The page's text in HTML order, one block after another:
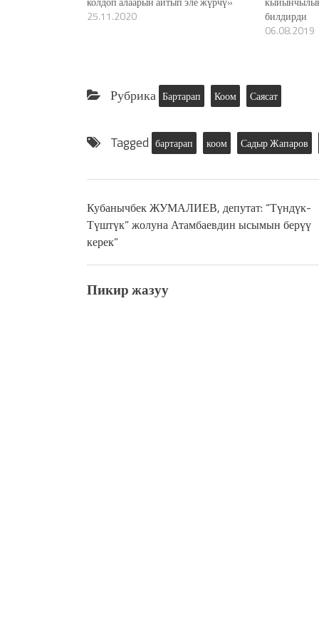
25.11.2020
билдирди
06.08.2019
Рубрика Бартарап Коом Саясат
Tagged бартарап коом Садыр Жапаров
Кубанычбек ЖУМАЛИЕВ, депутат: “Түндүк-
Түштүк” жолуна Атамбаевдин ысымын берүү
керек”
Пикир жазуу